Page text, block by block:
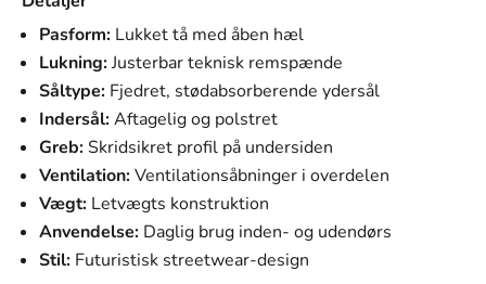
Pasform: Lukket tå med åben hæl
Lukning:Justerbar teknisk remspænde
Såltype: Fjedret, stødabsorberende ydersål
Indersål:Aftagelig og polstret
Greb:Skridsikret profil på undersiden
Ventilation:Ventilationsåbninger i overdelen
Vægt: Letvægts konstruktion
Anvendelse: Daglig brug inden- og udendørs
Stil: Futuristisk streetwear-design